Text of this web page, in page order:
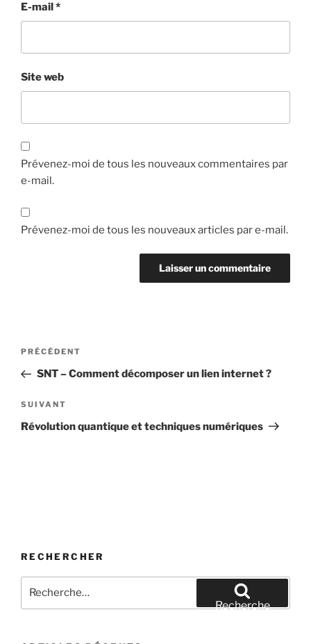
E-mail*
Site web
Prévenez-moi de tous les nouveaux commentaires par
e-mail.
Prévenez-moi de tous les nouveaux articles par e-mail.
Navigation
l’article
Article
précédent
PRÉCÉDENT
SNT – Comment décomposer un lien internet ?
Article
suivant
SUIVANT
Révolution quantique et techniques numériques
RECHERCHER
pour
Recherche